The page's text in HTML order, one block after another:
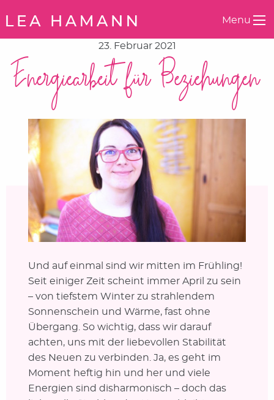
Menu
23. Februar 2021
Energiearbeit für Beziehungen
Und auf einmal sind wir mitten im Frühling!
Seit einiger Zeit scheint immer April zu sein
– von tiefstem Winter zu strahlendem
Sonnenschein und Wärme, fast ohne
Übergang. So wichtig, dass wir darauf
achten, uns mit der liebevollen Stabilität
des Neuen zu verbinden. Ja, es geht im
Moment heftig hin und her und viele
Energien sind disharmonisch – doch das